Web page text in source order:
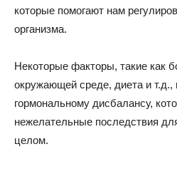
которые помогают нам
организма.
Некоторые факторы, такие как
окружающей среде, диета и т.д.,
гормональному дисбалансу,
нежелательные последствия
целом.